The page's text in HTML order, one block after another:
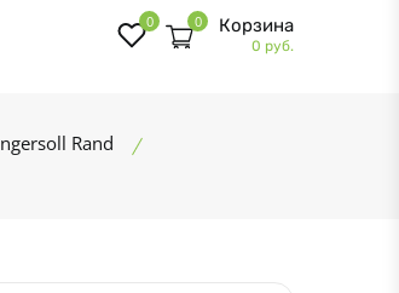
0 0 Корзина
0 руб.
Rand